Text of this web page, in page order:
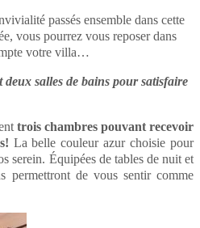
passés ensemble dans cette
vous pourrez vous reposer dans
votre villa…
deux salles de bains pour satisfaire
trois chambres pouvant recevoir
La belle couleur azur choisie pour
serein. Équipées de tables de nuit et
permettront de vous sentir comme